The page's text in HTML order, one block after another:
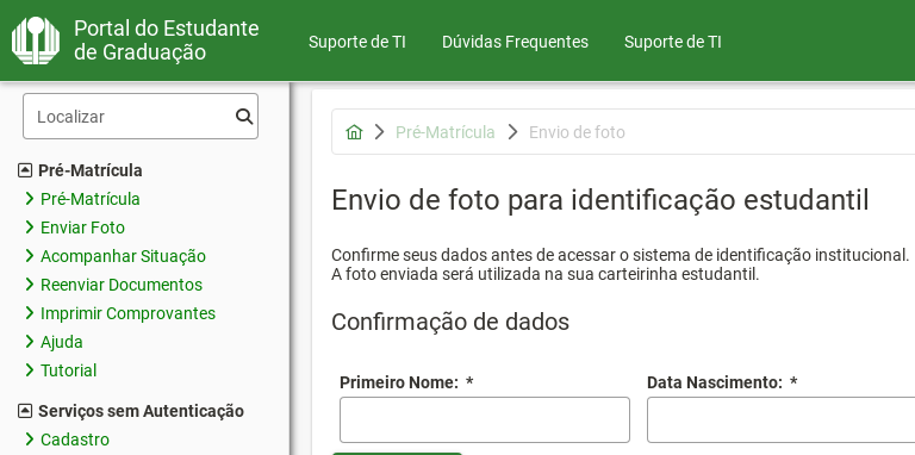
Portal do Estudante
de Graduação
Suporte de TI Dúvidas Frequentes Suporte de TI
Pré-Matrícula
Pré-Matrícula
Enviar Foto
Acompanhar Situação
Reenviar Documentos
Imprimir Comprovantes
Ajuda
Tutorial
Serviços sem Autenticação
Cadastro
Pré-Matrícula Envio de foto
Envio de foto para identificação estudantil
Confirme seus dados antes de acessar o sistema de identificação institucional.
A foto enviada será utilizada na sua carteirinha estudantil.
Confirmação de dados
Primeiro Nome: * Data Nascimento: *